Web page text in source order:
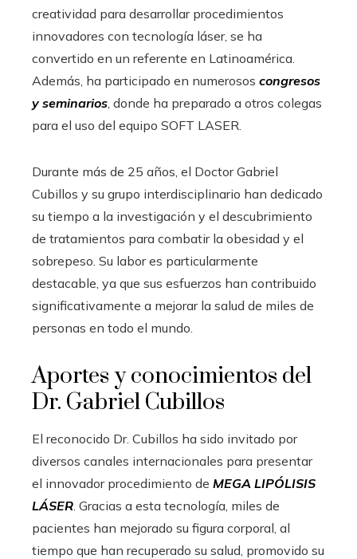
creatividad para desarrollar procedimientos
innovadores con tecnología láser, se ha
convertido en un referente en Latinoamérica.
Además, ha participado en numerosos congresos
y seminarios , donde ha preparado a otros colegas
para el uso del equipo SOFT LASER.
Durante más de 25 años, el Doctor Gabriel
Cubillos y su grupo interdisciplinario han dedicado
su tiempo a la investigación y el descubrimiento
de tratamientos para combatir la obesidad y el
sobrepeso. Su labor es particularmente
destacable, ya que sus esfuerzos han contribuido
significativamente a mejorar la salud de miles de
personas en todo el mundo.
Aportes y conocimientos del
Dr. Gabriel Cubillos
El reconocido Dr. Cubillos ha sido invitado por
diversos canales internacionales para presentar
el innovador procedimiento de MEGA LIPÓLISIS
LÁSER . Gracias a esta tecnología, miles de
pacientes han mejorado su figura corporal, al
tiempo que han recuperado su salud, promovido su